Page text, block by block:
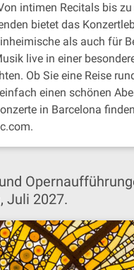
intimen Recitals bis
bietet das
als auch für
live in einer
Ob Sie eine Reise
einen schönen
in Barcelona
Juli 2027.